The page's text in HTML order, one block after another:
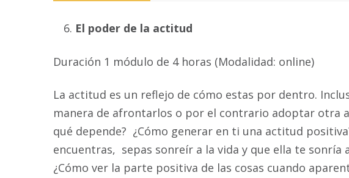
El poder de la actitud
Duración 1 módulo de 4 horas (Modalidad: online)
La actitud es un reflejo de cómo estas por dentro.
manera de afrontarlos o por el contrario adoptar otra
qué depende? ¿Cómo generar en ti una actitud
encuentras, sepas sonreír a la vida y que ella te sonría
¿Cómo ver la parte positiva de las cosas cuando